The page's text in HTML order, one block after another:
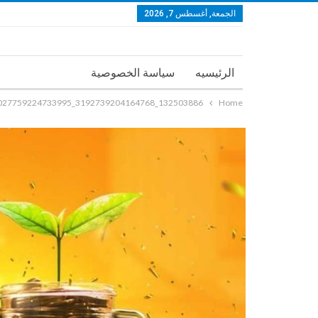
الجمعة, أغسطس 7, 2026
الرئيسيه سياسة الخصوصية
Home
132503886_3192739204164768_2611027759224733995_n